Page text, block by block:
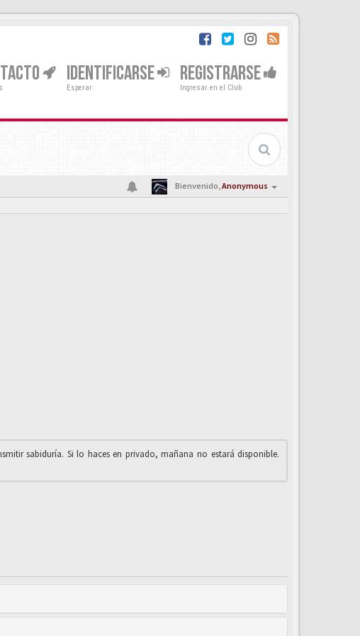
IDENTIFICARSE
Esperar
REGISTRARSE
Ingresar en el Club
Bienvenido,Anonymous
sabiduría. Si lo haces en privado, mañana no estará disponible.